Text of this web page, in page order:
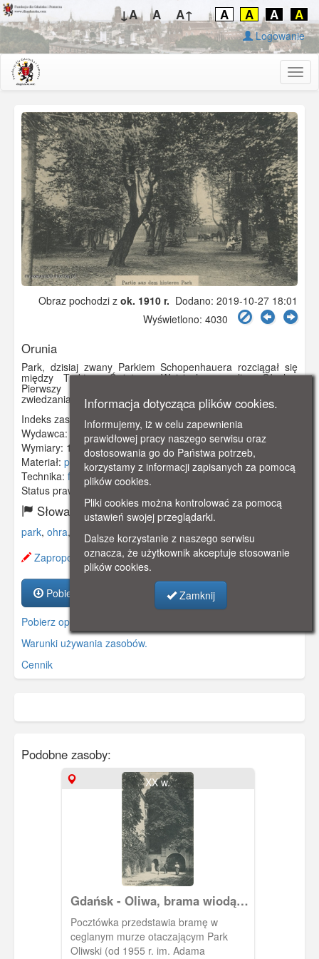
↓A A A↑ A A A A
Logowanie
Obraz pochodzi z ok. 1910 r. Dodano: 2019-10-27 18:01
Wyświetlono: 4030
Orunia
Park, dzisiaj zwany Parkiem Schopenhauera rozciągał się
między Traktem Świętego Wojciecha a ulicą Głuchą.
Pierwszy prywatny park w Gdańsku udostępniony do
zwiedzania wszystkim.
Indeks zasobu: GSP00762
Wydawca:
Franz Mathesius, Ohra
Wymiary: 140 x 90 mm
Materiał: pocztówka
Technika: fotografia czarno-biała
Status prawny:Użycie Niekomercyjne
Słowa kluczowe:
park, ohra, trakt świętego wojciecha
Zaproponuj zmianę opisu.
Pobierz zasób
Pobierz opis
Warunki używania zasobów.
Cennik
Podobne zasoby:
XX w.
Gdańsk - Oliwa, brama wiodąca
do Parku Oliwskiego
Pocztówka przedstawia bramę w
ceglanym murze otaczającym Park
Oliwski (od 1955 r. im. Adama
Informacja dotycząca plików cookies.
Informujemy, iż w celu zapewnienia
prawidłowej pracy naszego serwisu oraz
dostosowania go do Państwa potrzeb,
korzystamy z informacji zapisanych za pomocą
plików cookies.
Pliki cookies można kontrolować za pomocą
ustawień swojej przeglądarki.
Dalsze korzystanie z naszego serwisu
oznacza, że użytkownik akceptuje stosowanie
plików cookies.
Zamknij